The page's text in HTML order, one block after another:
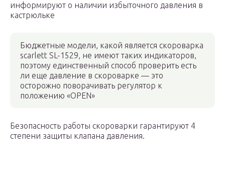
информируют о наличии избыточного давления в
кастрюльке
Бюджетные модели, какой является скороварка
scarlett SL-1529, не имеют таких индикаторов,
поэтому единственный способ проверить есть
ли еще давление в скороварке — это
осторожно поворачивать регулятор к
положению «OPEN»
Безопасность работы скороварки гарантируют 4
степени защиты клапана давления.